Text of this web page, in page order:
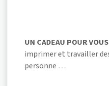
UN CADEAU POUR
imprimer et travailler
personne …